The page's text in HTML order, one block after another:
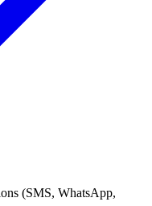
(SMS, WhatsApp,